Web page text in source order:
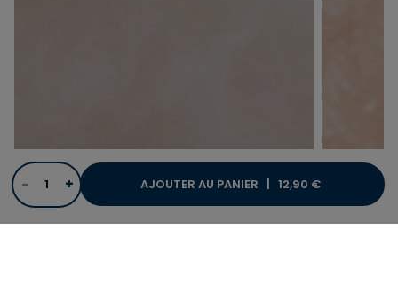
− + AJOUTER AU PANIER | 12,90 €